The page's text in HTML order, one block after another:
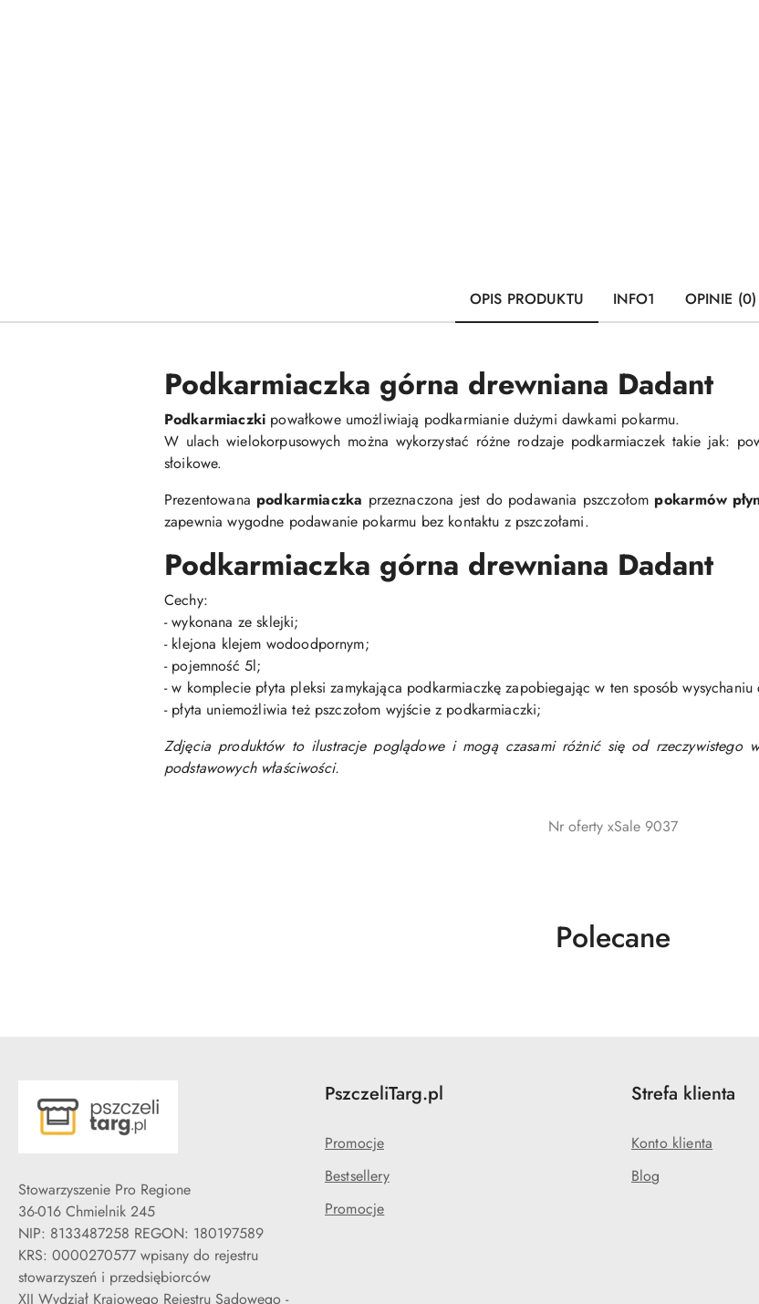
OPIS PRODUKTU INFO1 OPINIE (0)
Podkarmiaczka górna drewniana Dadant
Podkarmiaczki powałkowe umożliwiają podkarmianie dużymi dawkami pokarmu.
W ulach wielokorpusowych można wykorzystać różne rodzaje podkarmiaczek takie jak:
słoikowe.
Prezentowana podkarmiaczka przeznaczona jest do podawania pszczołom pokarmów
zapewnia wygodne podawanie pokarmu bez kontaktu z pszczołami.
Podkarmiaczka górna drewniana Dadant
Cechy:
- wykonana ze sklejki;
- klejona klejem wodoodpornym;
- pojemność 5l;
- w komplecie płyta pleksi zamykająca podkarmiaczkę zapobiegając w ten sposób wysychaniu
- płyta uniemożliwia też pszczołom wyjście z podkarmiaczki;
Zdjęcia produktów to ilustracje poglądowe i mogą czasami różnić się od rzeczywistego
podstawowych właściwości.
Nr oferty xSale 9037
Produkty
Polecane
Stowarzyszenie Pro Regione
36-016 Chmielnik 245
NIP: 8133487258 REGON: 180197589
KRS: 0000270577 wpisany do rejestru
stowarzyszeń i przedsiębiorców
XII Wydział Krajowego Rejestru Sądowego -
PszczeliTarg.pl
Promocje
Bestsellery
Promocje
Strefa klienta
Konto klienta
Blog